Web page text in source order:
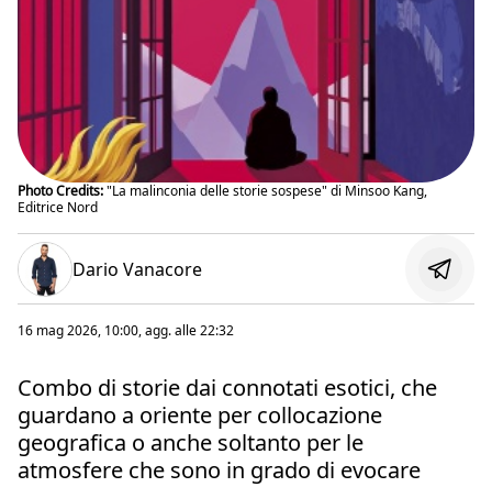
Photo Credits:"La malinconia delle storie sospese" di Minsoo Kang,
Editrice Nord
Dario Vanacore
16 mag 2026, 10:00, agg. alle22:32
Combo di storie dai connotati esotici, che
guardano a oriente per collocazione
geografica o anche soltanto per le
atmosfere che sono in grado di evocare